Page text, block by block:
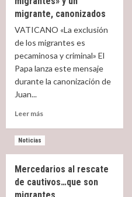
Migrantes»
el
«enfermero
Zatti,
migrante
italiano,
migrante, canonizados
VATICANO «La exclusión
de los migrantes es
pecaminosa y criminal» El
Papa lanza este mensaje
durante la canonización de
Juan...
Leer másRead
about
El
«pastor
de
los
migrantes»
Noticias
Mercedarios al rescate
de cautivos…que son